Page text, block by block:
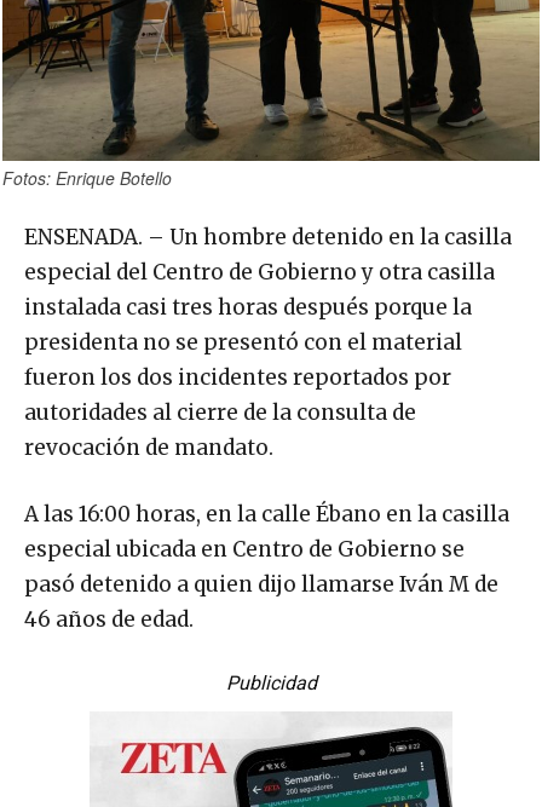
Fotos: Enrique Botello
ENSENADA. – Un hombre detenido en la casilla
especial del Centro de Gobierno y otra casilla
instalada casi tres horas después porque la
presidenta no se presentó con el material
fueron los dos incidentes reportados por
autoridades al cierre de la consulta de
revocación de mandato.
A las 16:00 horas, en la calle Ébano en la casilla
especial ubicada en Centro de Gobierno se
pasó detenido a quien dijo llamarse Iván M de
46 años de edad.
Publicidad